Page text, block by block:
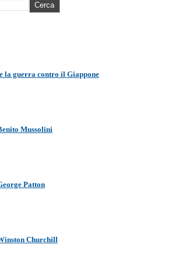
Cerca
la guerra contro il Giappone
Mussolini
Patton
Churchill